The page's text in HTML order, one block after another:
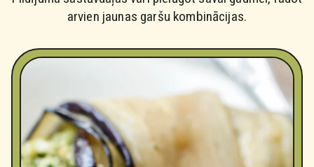
arvien jaunas garšu kombinācijas.